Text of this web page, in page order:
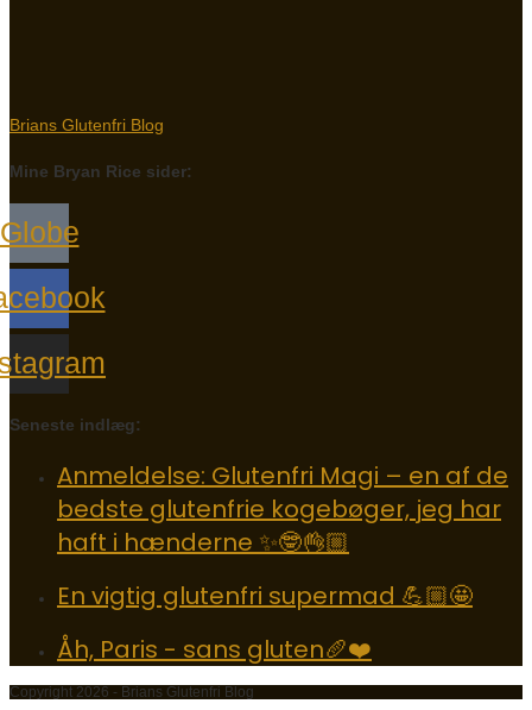
Brians Glutenfri Blog
Mine Bryan Rice sider:
Globe
Seneste indlæg:
Anmeldelse: Glutenfri Magi – en af de
bedste glutenfrie kogebøger, jeg har
haft i hænderne ✨🤓👌🏼
En vigtig glutenfri supermad 💪🏼🤩
Åh, Paris - sans gluten🥖❤️
Copyright 2026 - Brians Glutenfri Blog